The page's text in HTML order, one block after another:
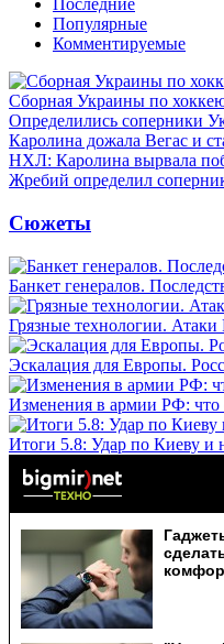
Последние
Популярные
Комментируемые
Сборная Украины по
Определились соперники
Каролина дожала Вегас и
НХЛ: Каролина вырвала
Жребий определил
Сюжеты
Банкет генералов.
Грязные технологии.
Эскалация для Европы.
Изменения в армии РФ: что
Итоги 5.8: Удар по Киеву и